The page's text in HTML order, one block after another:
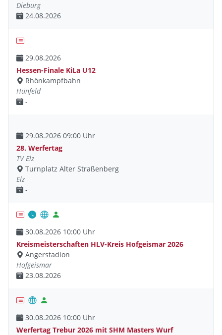
Dieburg
24.08.2026
29.08.2026
Hessen-Finale KiLa U12
Rhönkampfbahn
Hünfeld
-
29.08.2026 09:00 Uhr
28. Werfertag
TV Elz
Turnplatz Alter Straßenberg
Elz
-
30.08.2026 10:00 Uhr
Kreismeisterschaften HLV-Kreis Hofgeismar 2026
Angerstadion
Hofgeismar
23.08.2026
30.08.2026 10:00 Uhr
Werfertag Trebur 2026 mit SHM Masters Wurf